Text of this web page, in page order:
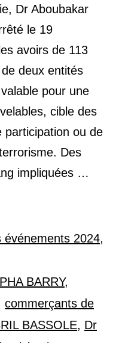
Dr Aboubakar
le 19
avoirs de 113
deux entités
pour une
cible des
participation ou de
Des
impliquées …
événements 2024,
BARRY,
commerçants de
BASSOLE, Dr